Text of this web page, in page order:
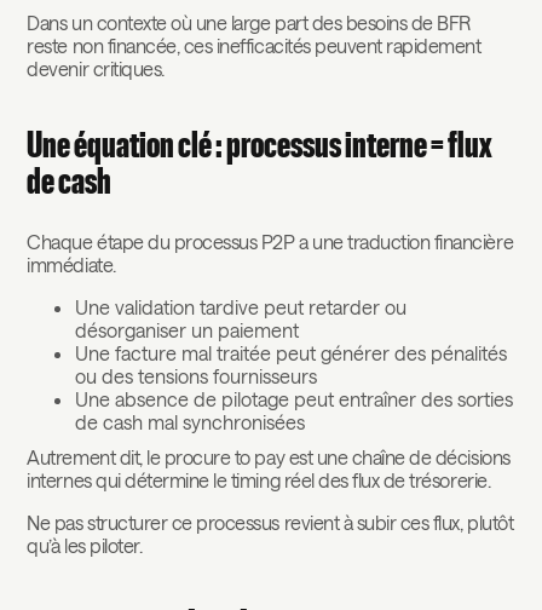
Dans un contexte où une large part des besoins de BFR
reste non financée, ces inefficacités peuvent rapidement
devenir critiques.
Une équation clé : processus interne = flux
de cash
Chaque étape du processus P2P a une traduction financière
immédiate.
Une validation tardive peut retarder ou
désorganiser un paiement
Une facture mal traitée peut générer des pénalités
ou des tensions fournisseurs
Une absence de pilotage peut entraîner des sorties
de cash mal synchronisées
Autrement dit, le procure to pay est une chaîne de décisions
internes qui détermine le timing réel des flux de trésorerie.
Ne pas structurer ce processus revient à subir ces flux, plutôt
qu’à les piloter.